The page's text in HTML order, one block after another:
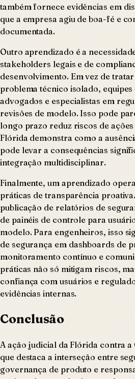
também fornece evidências em
que a empresa agiu de boa-fé e
documentada.
Outro aprendizado é a
stakeholders legais e de
desenvolvimento. Em vez de
problema técnico isolado,
advogados e especialistas em
revisões de modelo. Isso pode
longo prazo reduz riscos de
Flórida demonstra como a
pode levar a consequências
integração multidisciplinar.
Finalmente, um aprendizado
práticas de transparência
publicação de relatórios de
de painéis de controle para
modelo. Para engenheiros, isso
de segurança em dashboards de
monitoramento contínuo e
práticas não só mitigam riscos,
confiança com usuários e
evidências internas.
Conclusão
A ação judicial da Flórida contra
que destaca a interseção entre
governança de produto e